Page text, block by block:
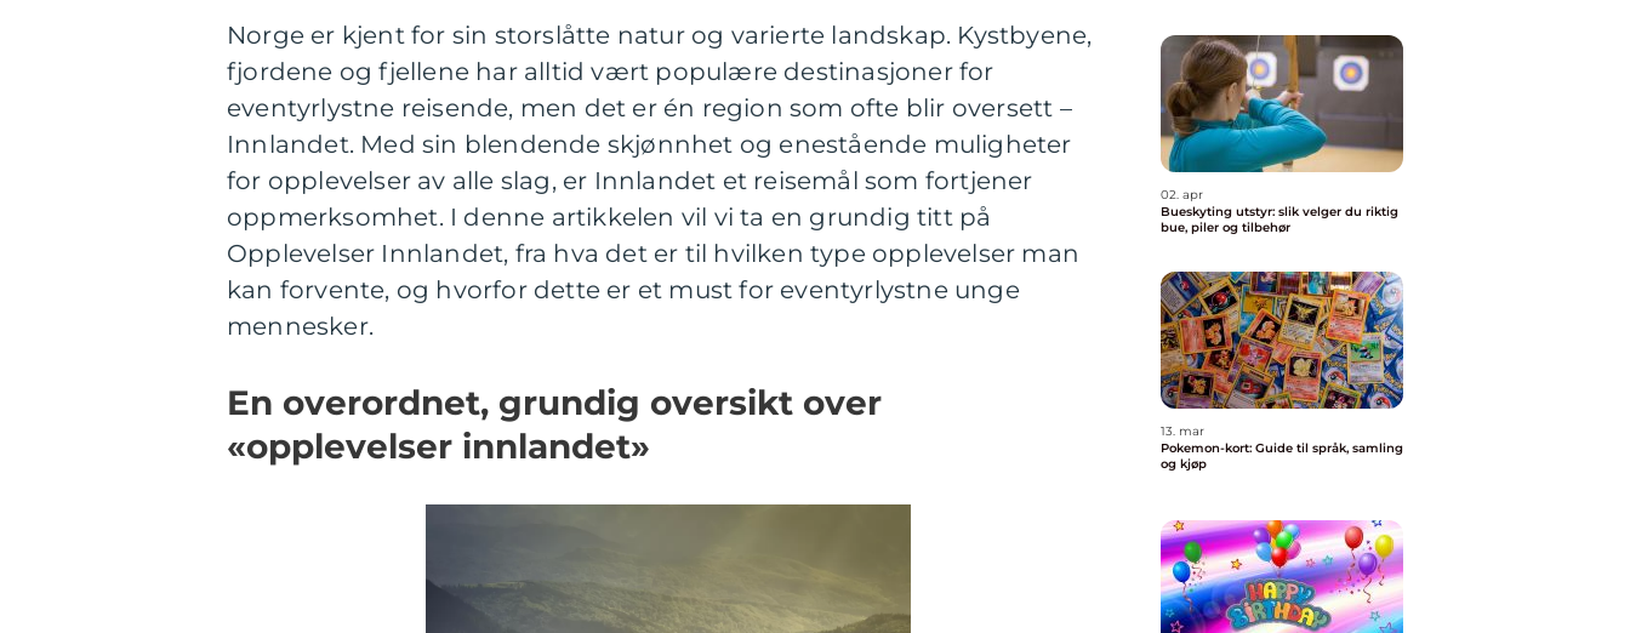
Norge er kjent for sin storslåtte natur og varierte landskap. Kystbyene,
fjordene og fjellene har alltid vært populære destinasjoner for
eventyrlystne reisende, men det er én region som ofte blir oversett –
Innlandet. Med sin blendende skjønnhet og enestående muligheter
for opplevelser av alle slag, er Innlandet et reisemål som fortjener
oppmerksomhet. I denne artikkelen vil vi ta en grundig titt på
Opplevelser Innlandet, fra hva det er til hvilken type opplevelser man
kan forvente, og hvorfor dette er et must for eventyrlystne unge
mennesker.
En overordnet, grundig oversikt over
«opplevelser innlandet»
02. apr
Bueskyting utstyr: slik velger du riktig
bue, piler og tilbehør
13. mar
Pokemon-kort: Guide til språk, samling
og kjøp